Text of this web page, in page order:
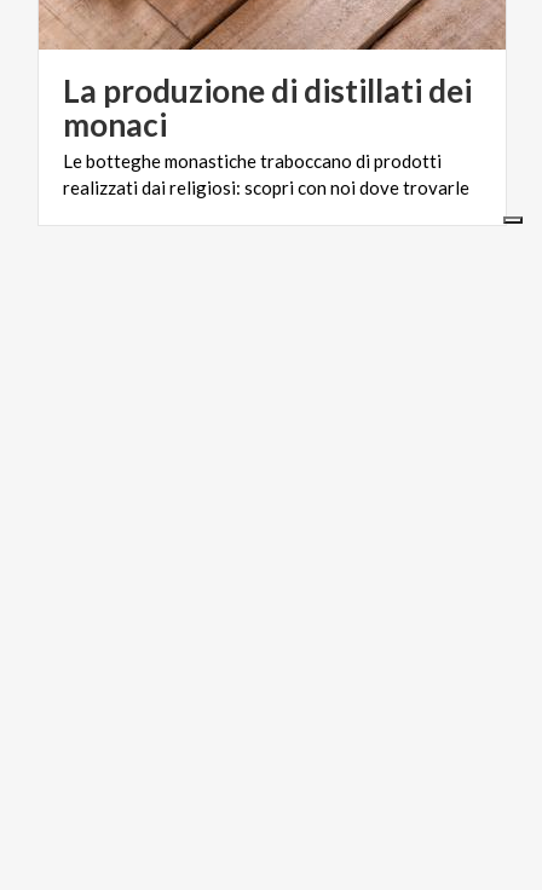
La produzione di distillati dei
monaci
Lebotteghemonastichetraboccano diprodotti
realizzatidaireligiosi: scopriconnoidovetrovarle